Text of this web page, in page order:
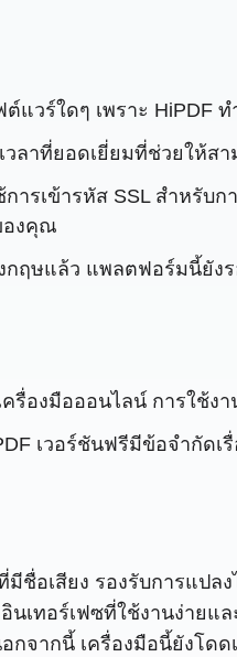
แวร์ใดๆ เพราะ HiPDF
ลาที่ยอดเยี่ยมที่ช่วยให้ส
การเข้ารหัส SSL สำหรับ
องคุณ
ฤษแล้ว แพลตฟอร์มนี้ยังร
ครื่องมือออนไลน์ การใช้ง
เวอร์ชันฟรีมีข้อจำกัด
ชื่อเสียง รองรับการแป
นเทอร์เฟซที่ใช้งานง่า
จากนี้ เครื่องมือนี้ยังโด